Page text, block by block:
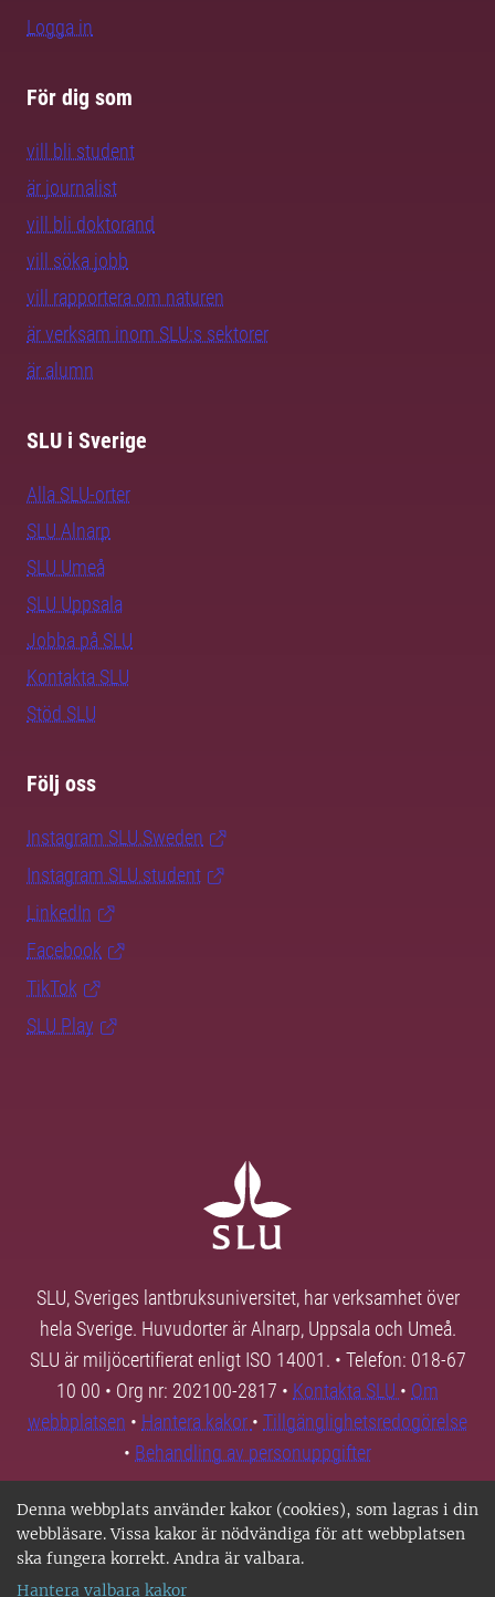
Denna webbplats använder kakor (cookies), som lagras i din
webbläsare. Vissa kakor är nödvändiga för att webbplatsen
ska fungera korrekt. Andra är valbara.
Hantera valbara kakor
Logga in
För dig som
vill bli student
är journalist
vill bli doktorand
vill söka jobb
vill rapportera om naturen
är verksam inom SLU:s sektorer
är alumn
SLU i Sverige
Alla SLU-orter
SLU Alnarp
SLU Umeå
SLU Uppsala
Jobba på SLU
Kontakta SLU
Stöd SLU
Följ oss
Instagram SLU.Sweden
Instagram SLU.student
LinkedIn
Facebook
TikTok
SLU Play
SLU, Sveriges lantbruksuniversitet, har verksamhet över
hela Sverige. Huvudorter är Alnarp, Uppsala och Umeå.
SLU är miljöcertifierat enligt ISO 14001. • Telefon: 018-67
10 00 • Org nr: 202100-2817 • Kontakta SLU • Om
webbplatsen • Hantera kakor • Tillgänglighetsredogörelse
• Behandling av personuppgifter